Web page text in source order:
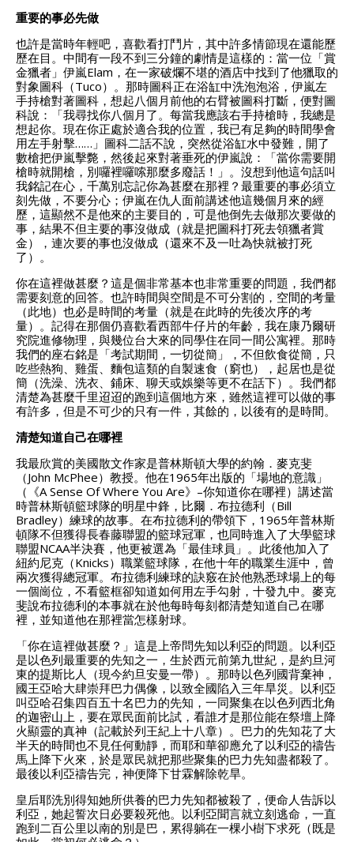
重要的事必先做
也許是當時年輕吧，喜歡看打鬥片，其中許多情節現在還能歷
歷在目。中間有一段不到三分鐘的劇情是這樣的：當一位「賞
金獵者」伊嵐Elam，在一家破爛不堪的酒店中找到了他獵取的
對象圖科（Tuco）。那時圖科正在浴缸中洗泡泡浴，伊嵐左
手持槍對著圖科，想起八個月前他的右臂被圖科打斷，便對圖
科說：「我尋找你八個月了。每當我應該右手持槍時，我總是
想起你。現在你正處於適合我的位置，我已有足夠的時間學會
用左手射擊……」圖科二話不說，突然從浴缸水中發難，開了
數槍把伊嵐擊斃，然後起來對著垂死的伊嵐說：「當你需要開
槍時就開槍，別囉裡囉嗦那麼多廢話！」。沒想到他這句話叫
我銘記在心，千萬別忘記你為甚麼在那裡？最重要的事必須立
刻先做，不要分心；伊嵐在仇人面前講述他這幾個月來的經
歷，這顯然不是他來的主要目的，可是他倒先去做那次要做的
事，結果不但主要的事沒做成（就是把圖科打死去領獵者賞
金），連次要的事也沒做成（還來不及一吐為快就被打死
了）。
你在這裡做甚麼？這是個非常基本也非常重要的問題，我們都
需要刻意的回答。也許時間與空間是不可分割的，空間的考量
（此地）也必是時間的考量（就是在此時的先後次序的考
量）。記得在那個仍喜歡看西部牛仔片的年齡，我在康乃爾研
究院進修物理，與幾位台大來的同學住在同一間公寓裡。那時
我們的座右銘是「考試期間，一切從簡」，不但飲食從簡，只
吃些熱狗、雞蛋、麵包這類的自製速食（窮也），起居也是從
簡（洗澡、洗衣、鋪床、聊天或娛樂等更不在話下）。我們都
清楚為甚麼千里迢迢的跑到這個地方來，雖然這裡可以做的事
有許多，但是不可少的只有一件，其餘的，以後有的是時間。
清楚知道自己在哪裡
我最欣賞的美國散文作家是普林斯頓大學的約翰．麥克斐
（John McPhee）教授。他在1965年出版的「場地的意識」
（《A Sense Of Where You Are》–你知道你在哪裡）講述當
時普林斯頓籃球隊的明星中鋒，比爾．布拉德利（Bill
Bradley）練球的故事。在布拉德利的帶領下，1965年普林斯
頓隊不但獲得長春藤聯盟的籃球冠軍，也同時進入了大學籃球
聯盟NCAA半決賽，他更被選為「最佳球員」。此後他加入了
紐約尼克（Knicks）職業籃球隊，在他十年的職業生涯中，曾
兩次獲得總冠軍。布拉德利練球的訣竅在於他熟悉球場上的每
一個崗位，不看籃框卻知道如何用左手勾射，十發九中。麥克
斐說布拉德利的本事就在於他每時每刻都清楚知道自己在哪
裡，並知道他在那裡當怎樣射球。
「你在這裡做甚麼？」這是上帝問先知以利亞的問題。以利亞
是以色列最重要的先知之一，生於西元前第九世紀，是約旦河
東的提斯比人（現今約旦安曼一帶）。那時以色列國背棄神，
國王亞哈大肆崇拜巴力偶像，以致全國陷入三年旱災。以利亞
叫亞哈召集四百五十名巴力的先知，一同聚集在以色列西北角
的迦密山上，要在眾民面前比試，看誰才是那位能在祭壇上降
火顯靈的真神（記載於列王紀上十八章）。巴力的先知花了大
半天的時間也不見任何動靜，而耶和華卻應允了以利亞的禱告
馬上降下火來，於是眾民就把那些聚集的巴力先知盡都殺了。
最後以利亞禱告完，神便降下甘霖解除乾旱。
皇后耶洗別得知她所供養的巴力先知都被殺了，便命人告訴以
利亞，她起誓次日必要殺死他。以利亞聞言就立刻逃命，一直
跑到二百公里以南的別是巴，累得躺在一棵小樹下求死（既是